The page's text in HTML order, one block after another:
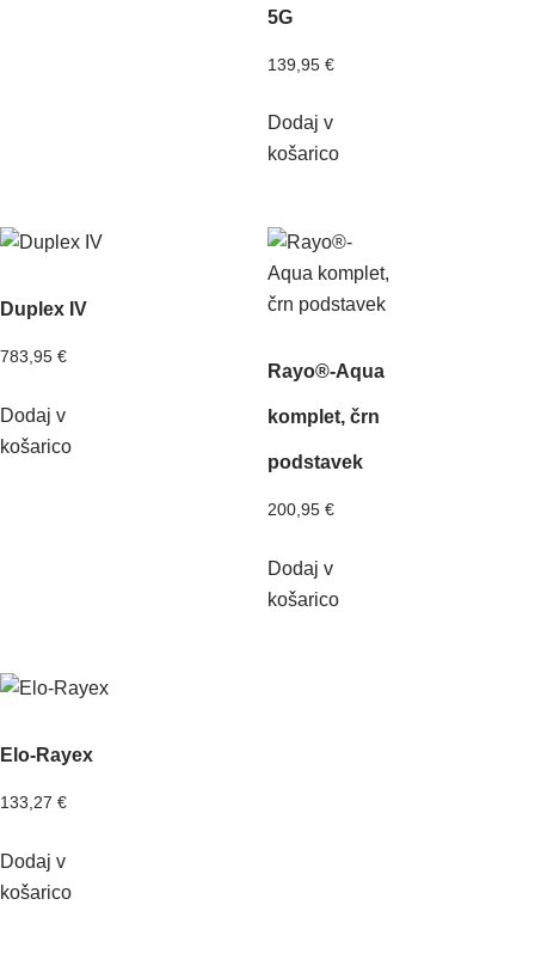
5G
139,95 €
Dodaj v
košarico
Duplex IV
783,95 €
Dodaj v
košarico
Rayo®-Aqua
komplet, črn
podstavek
200,95 €
Dodaj v
košarico
Elo-Rayex
133,27 €
Dodaj v
košarico